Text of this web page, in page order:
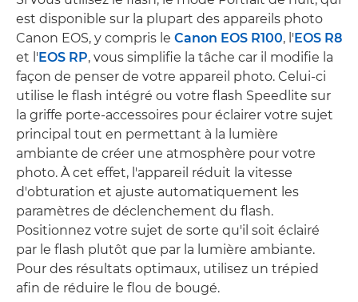
est disponible sur la plupart des appareils photo
Canon EOS, y compris le Canon EOS R100, l'EOS R8
et l'EOS RP, vous simplifie la tâche car il modifie la
façon de penser de votre appareil photo. Celui-ci
utilise le flash intégré ou votre flash Speedlite sur
la griffe porte-accessoires pour éclairer votre sujet
principal tout en permettant à la lumière
ambiante de créer une atmosphère pour votre
photo. À cet effet, l'appareil réduit la vitesse
d'obturation et ajuste automatiquement les
paramètres de déclenchement du flash.
Positionnez votre sujet de sorte qu'il soit éclairé
par le flash plutôt que par la lumière ambiante.
Pour des résultats optimaux, utilisez un trépied
afin de réduire le flou de bougé.